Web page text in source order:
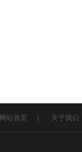
网站首页 | 关于我们